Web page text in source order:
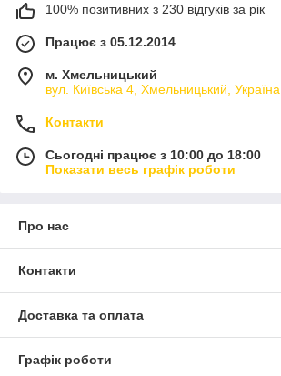
100% позитивних з 230 відгуків за рік
Працює з 05.12.2014
м. Хмельницький
вул. Київська 4, Хмельницький, Україна
Контакти
Сьогодні працює з 10:00 до 18:00
Показати весь графік роботи
Про нас
Контакти
Доставка та оплата
Графік роботи